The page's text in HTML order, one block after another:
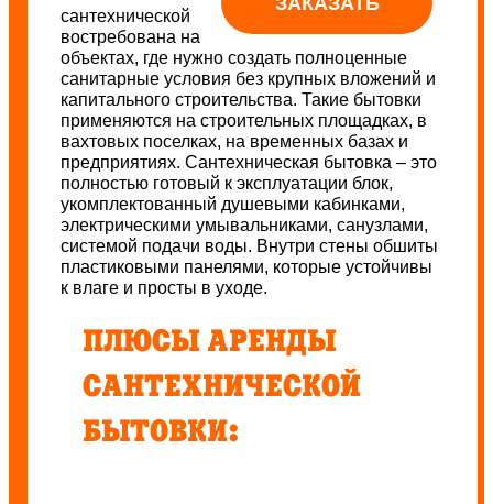
сантехнической
востребована на
объектах, где нужно создать полноценные
санитарные условия без крупных вложений и
капитального строительства. Такие бытовки
применяются на строительных площадках, в
вахтовых поселках, на временных базах и
предприятиях. Сантехническая бытовка – это
полностью готовый к эксплуатации блок,
укомплектованный душевыми кабинками,
электрическими умывальниками, санузлами,
системой подачи воды. Внутри стены обшиты
пластиковыми панелями, которые устойчивы
к влаге и просты в уходе.
ПЛЮСЫ АРЕНДЫ
САНТЕХНИЧЕСКОЙ
БЫТОВКИ: